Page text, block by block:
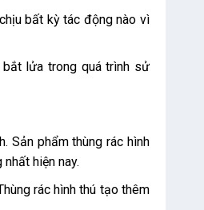
bất kỳ tác động nào vì
bắt lửa trong quá trình sử
Sản phẩm thùng rác hình
hiện nay.
rác hình thú tạo thêm